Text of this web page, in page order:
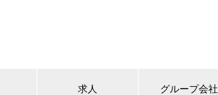
求人 グループ会社